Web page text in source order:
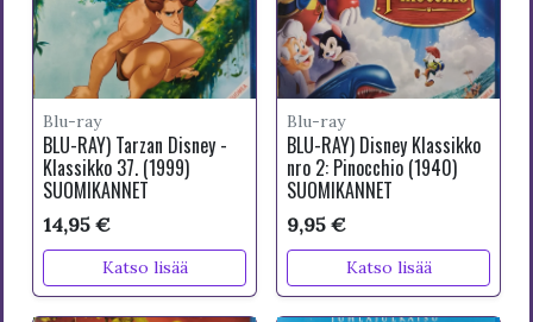
Blu-ray
BLU-RAY) Tarzan Disney -
Klassikko 37. (1999)
SUOMIKANNET
14,95 €
Katso lisää
Blu-ray
BLU-RAY) Disney Klassikko
nro 2: Pinocchio (1940)
SUOMIKANNET
9,95 €
Katso lisää